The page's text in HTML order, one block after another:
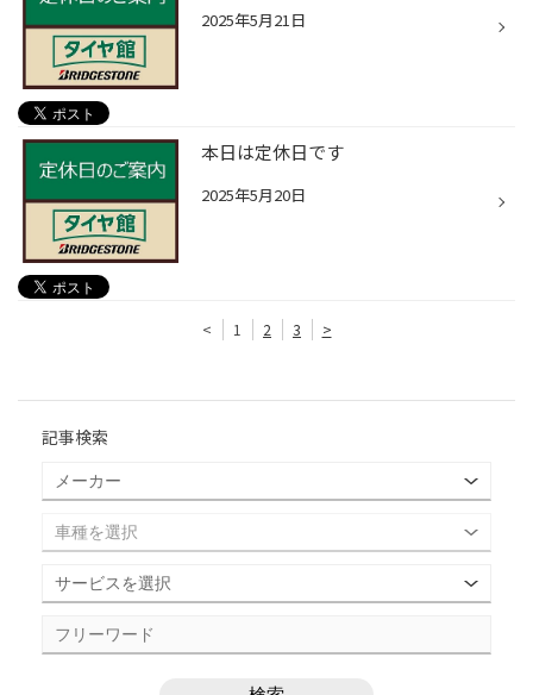
2025年5月21日
本日は定休日です
2025年5月20日
< 1 2 3 >
記事検索